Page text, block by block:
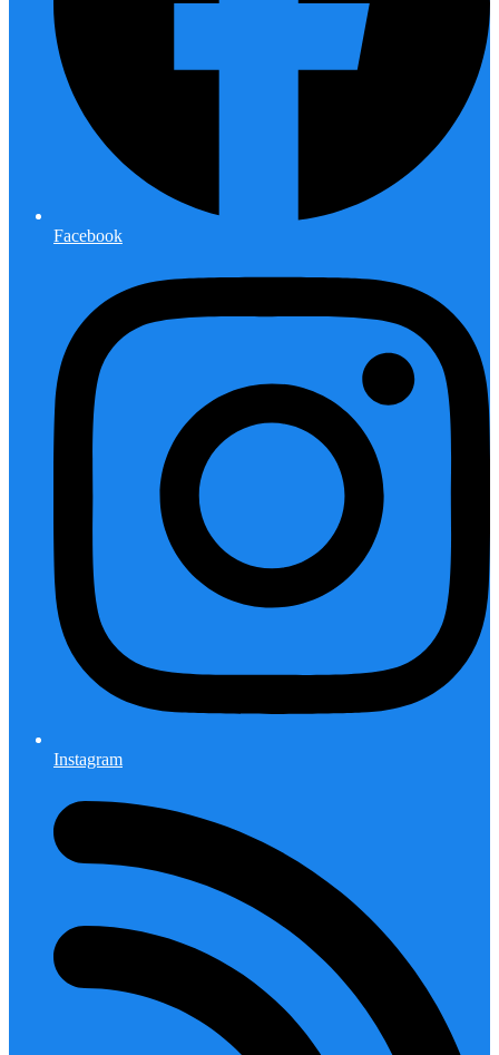
Facebook
Instagram